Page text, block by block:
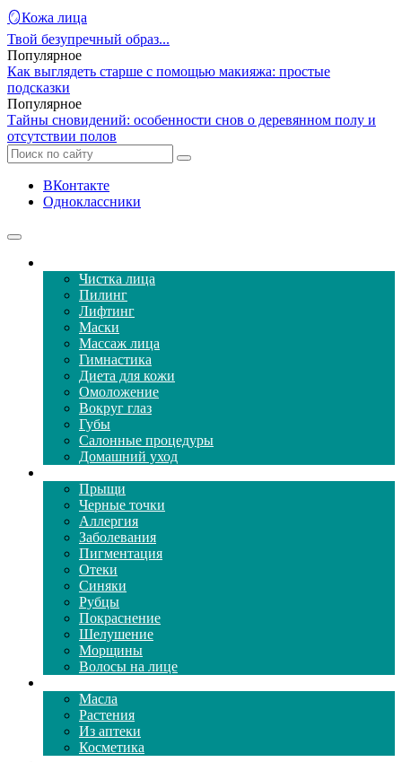
🪞Кожа лица
Твой безупречный образ...
Популярное
Как выглядеть старше с помощью макияжа: простые
подсказки
Популярное
Тайны сновидений: особенности снов о деревянном полу и
отсутствии полов
ВКонтакте
Одноклассники
Чистка лица
Пилинг
Лифтинг
Маски
Массаж лица
Гимнастика
Диета для кожи
Омоложение
Вокруг глаз
Губы
Салонные процедуры
Домашний уход
Прыщи
Черные точки
Аллергия
Заболевания
Пигментация
Отеки
Синяки
Рубцы
Покраснение
Шелушение
Морщины
Волосы на лице
Масла
Растения
Из аптеки
Косметика